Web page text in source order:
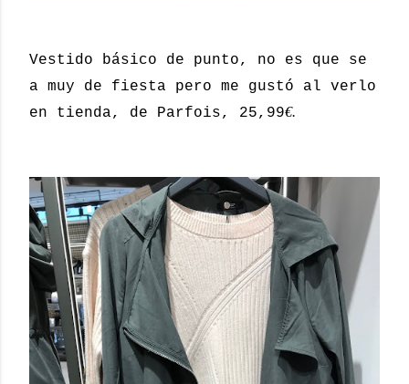
Vestido básico de punto, no es que se
a muy de fiesta pero me gustó al verlo
en tienda, de Parfois, 25,99€.